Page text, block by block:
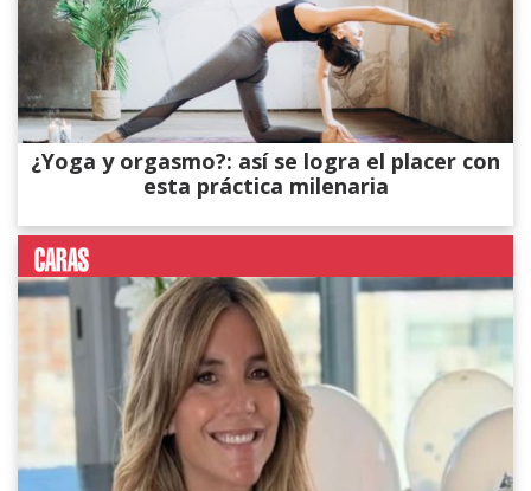
¿Yoga y orgasmo?: así se logra el placer con
esta práctica milenaria